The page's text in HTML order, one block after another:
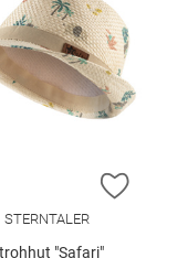
HINZUFÜGEN
ZUR
STERNTALER
"Safari"